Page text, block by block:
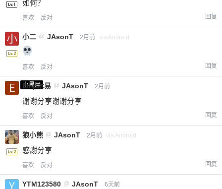
如何？
喜欢 反对 回复
小二 @ JAsonT 2月前 via Android
喜欢 反对 回复
小黑屋
Emp木易 @ JAsonT 2月前
谢谢分享谢谢分享
喜欢 反对 回复
狼小熊 @ JAsonT 2月前 via Android
感謝分享
喜欢 反对 回复
YTM123580 @ JAsonT 6天前